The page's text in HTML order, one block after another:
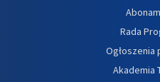
Rada
Akademia